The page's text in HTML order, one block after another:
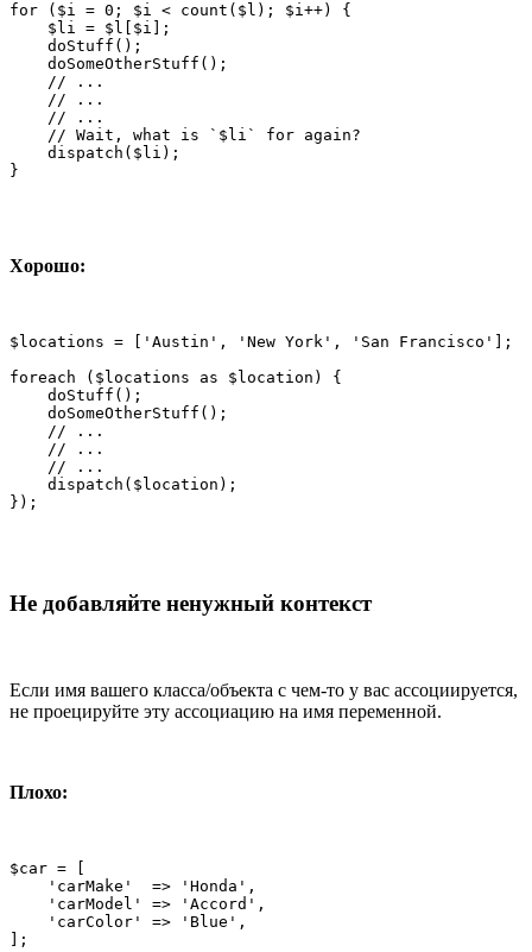
for ($i = 0; $i < count($l); $i++) {
    $li = $l[$i];
    doStuff();
    doSomeOtherStuff();
    // ...
    // ...
    // ...
    // Wait, what is `$li` for again?
    dispatch($li);
}
Хорошо:
$locations = ['Austin', 'New York', 'San Francisco'];
foreach ($locations as $location) {
    doStuff();
    doSomeOtherStuff();
    // ...
    // ...
    // ...
    dispatch($location);
});
Не добавляйте ненужный контекст
Если имя вашего класса/объекта с чем-то у вас ассоциируется,
не проецируйте эту ассоциацию на имя переменной.
Плохо:
$car = [
    'carMake'  => 'Honda',
    'carModel' => 'Accord',
    'carColor' => 'Blue',
];